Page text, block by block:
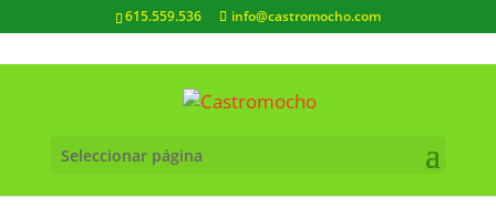
615.559.536 info@castromocho.com
Seleccionar página